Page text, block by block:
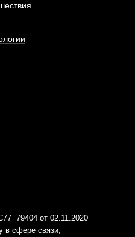
от 02.11.2020
в сфере связи,